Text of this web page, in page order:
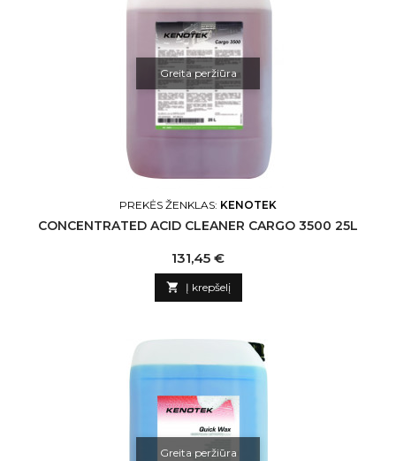
Greita peržiūra
PREKĖS ŽENKLAS: KENOTEK
CONCENTRATED ACID CLEANER CARGO 3500 25L
Kaina
131,45 €
 Į krepšelį
Greita peržiūra